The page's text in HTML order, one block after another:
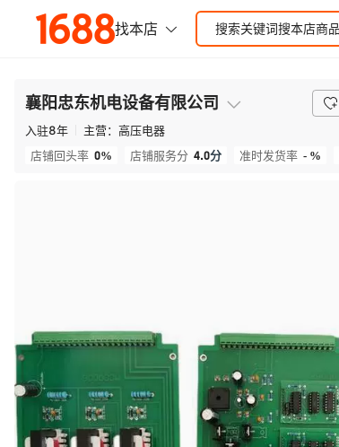
襄阳忠东机电设备有限公司
入驻8年 主营： 高压电器
店铺回头率 0% 店铺服务分 4.0分 准时发货率 - %